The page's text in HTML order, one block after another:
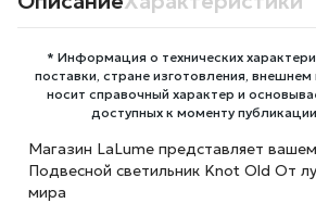
* Информация о технических
поставки, стране изготовления,
носит справочный характер и
доступных к моменту
Магазин LaLume представляет
Подвесной светильник Knot Old От
мира